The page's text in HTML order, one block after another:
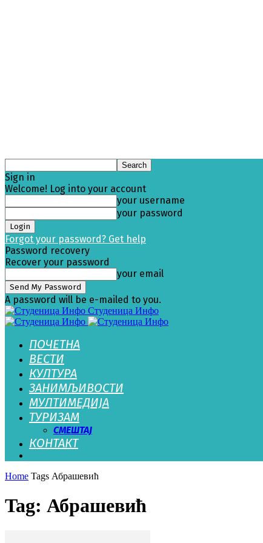
Sign in
Welcome! Log into your account
your username
your password
Forgot your password? Get help
Password recovery
Recover your password
your email
A password will be e-mailed to you.
Студеница Инфо
ПОЧЕТНА
ВЕСТИ
КУЛТУРА
ЗАНИМЉИВОСТИ
МУЛТИМЕДИЈА
ТУРИЗАМ
СМЕШТАЈ
КОНТАКТ
Home Tags Абрашевић
Tag: Абрашевић